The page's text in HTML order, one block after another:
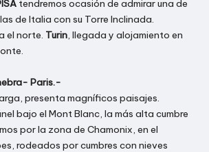
tendremos ocasión de admirar una de
de Italia con su Torre Inclinada.
el norte. Turin, llegada y alojamiento en
Paris.-
presenta magníficos paisajes.
bajo el Mont Blanc, la más alta cumbre
por la zona de Chamonix, en el
rodeados por cumbres con nieves